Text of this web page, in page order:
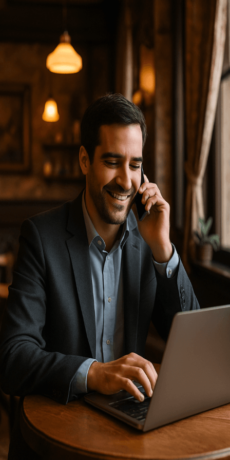
Consulta de estado
Bienvenido al servicio de consulta de
estado de ID Digital Abitab
Seleccioná la opción que corresponda a tu tipo de solicitud
Identidad Digital Abitab
Certificado Empresa
Soluciones de certificación digital para empresas y personas físicas.
Por consultas solicita ayuda
© 2026 ID Digital - Abitab. Todos los derechos reservados.